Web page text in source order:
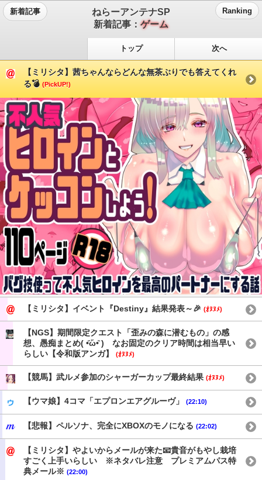
新着記事
ねらーアンテナSP
新着記事：ゲーム
Ranking
トップ 次へ
【ミリシタ】茜ちゃんならどんな無茶ぶりでも答えてくれ
る💣 (PickUP!)
【ミリシタ】イベント『Destiny』結果発表～🎉 (ｵﾇﾇﾒ)
【NGS】期間限定クエスト「歪みの森に潜むもの」の感
想、愚痴まとめ( •᷄ὤ•᷅ ) なお固定のクリア時間は相当早い
らしい【令和版アンガ】
(ｵﾇﾇﾒ)
【競馬】武ルメ参加のシャーガーカップ最終結果 (ｵﾇﾇﾒ)
【ウマ娘】4コマ「エプロンエアグルーヴ」 (22:10)
【悲報】ペルソナ、完全にXBOXのモノになる (22:02)
【ミリシタ】やよいからメールが来た📧貴音がもやし栽培
すごく上手いらしい ※ネタバレ注意 プレミアムパス特
典メール※ (22:00)